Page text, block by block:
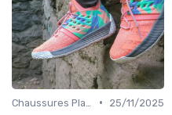
•
25/11/2025